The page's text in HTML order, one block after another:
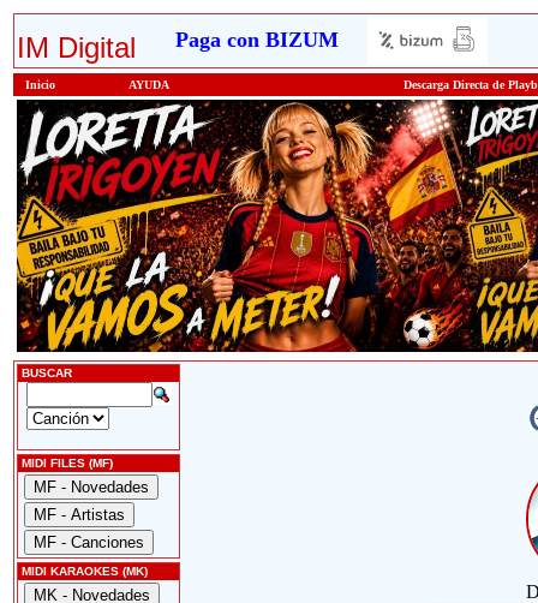
IM Digital Paga con BIZUM
Inicio AYUDA Descarga Directa de
BUSCAR
MIDI FILES (MF)
MIDI KARAOKES (MK)